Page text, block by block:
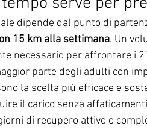
dipende dal punto di
15 km alla settimana. Un
necessario per affrontare i
parte degli adulti con
la scelta più efficace e
il carico senza
di recupero attivo o